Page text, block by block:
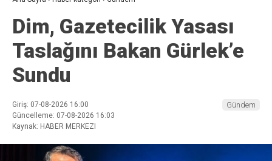
Dim, Gazetecilik Yasası
Taslağını Bakan Gürlek’e
Sundu
Giriş: 07-08-2026 16:00
Güncelleme: 07-08-2026 16:03
Kaynak: HABER MERKEZI
Gündem